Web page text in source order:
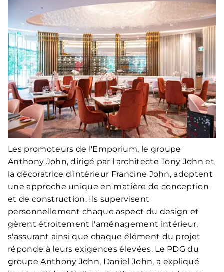
Les promoteurs de l'Emporium, le groupe
Anthony John, dirigé par l'architecte Tony John et
la décoratrice d'intérieur Francine John, adoptent
une approche unique en matière de conception
et de construction. Ils supervisent
personnellement chaque aspect du design et
gèrent étroitement l'aménagement intérieur,
s'assurant ainsi que chaque élément du projet
réponde à leurs exigences élevées. Le PDG du
groupe Anthony John, Daniel John, a expliqué